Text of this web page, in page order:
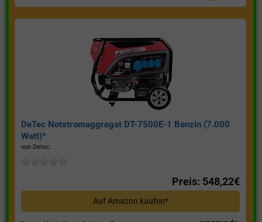
DeTec Notstromaggregat DT-7500E-1 Benzin (7.000
Watt)*
von Detec.
Preis: 548,22€
Auf Amazon kaufen*